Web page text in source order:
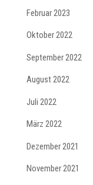
Februar 2023
Oktober 2022
September 2022
August 2022
Juli 2022
März 2022
Dezember 2021
November 2021